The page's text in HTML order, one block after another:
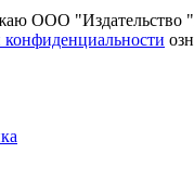
ООО